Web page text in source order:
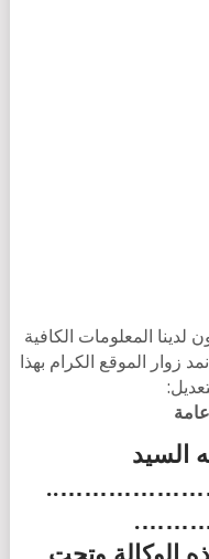
لدينا المعلومات الكافية
زوار الموقع الكرام بهذا
عامة
السيد